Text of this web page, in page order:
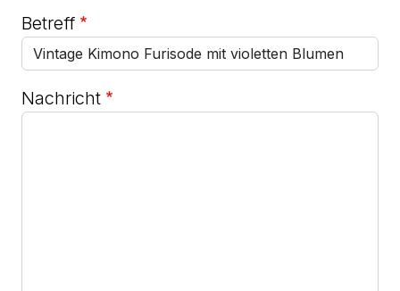
Betreff
Nachricht